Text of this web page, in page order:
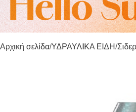
Αρχική σελίδα ΥΔΡΑΥΛΙΚΑ ΕΙΔΗ